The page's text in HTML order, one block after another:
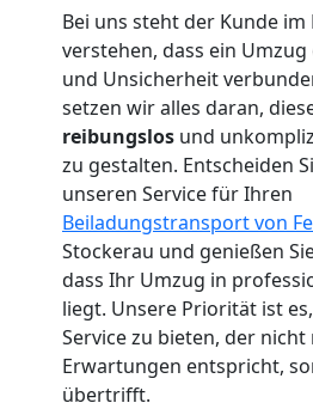
Bei uns steht der Kunde
verstehen, dass ein
und Unsicherheit
setzen wir alles daran,
reibungslos und
zu gestalten. Entscheiden
unseren Service für Ihren
Beiladungstransport von
Stockerau und genießen
dass Ihr Umzug in
liegt. Unsere Priorität ist
Service zu bieten, der
Erwartungen entspricht,
übertrifft.
Umzug
Mann
LKW
Feldkirch